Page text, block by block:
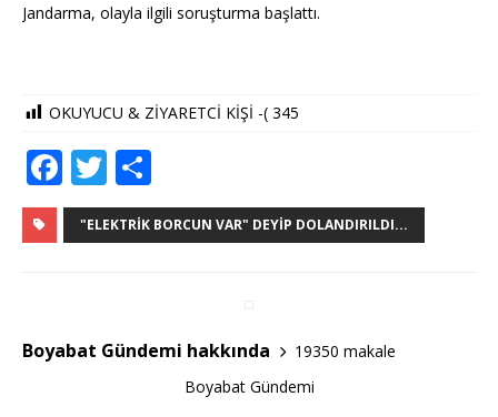
Jandarma, olayla ilgili soruşturma başlattı.
OKUYUCU & ZİYARETCİ KİŞİ -( 345
F
a
c
o
T
w
it
h
ar
"ELEKTRIK BORCUN VAR" DEYIP DOLANDIRILDI...
Boyabat Gündemi hakkında
19350 makale
Boyabat Gündemi